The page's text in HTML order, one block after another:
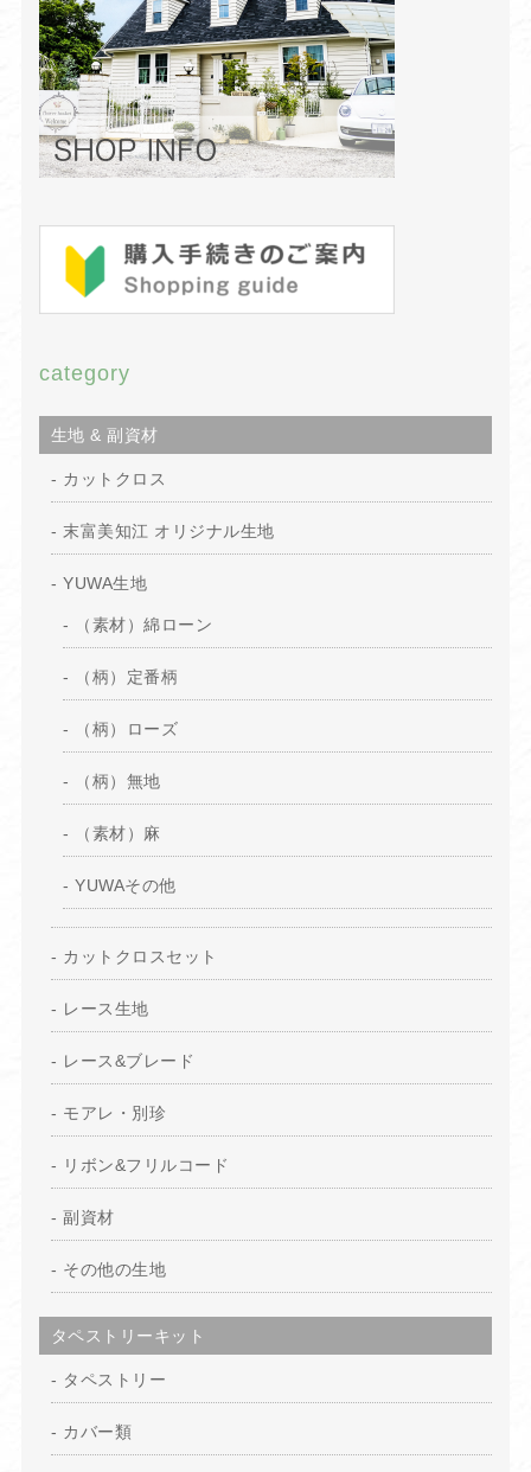
category
生地 & 副資材
カットクロス
末富美知江 オリジナル生地
YUWA生地
（素材）綿ローン
（柄）定番柄
（柄）ローズ
（柄）無地
（素材）麻
YUWAその他
カットクロスセット
レース生地
レース&ブレード
モアレ・別珍
リボン&フリルコード
副資材
その他の生地
タペストリーキット
タペストリー
カバー類